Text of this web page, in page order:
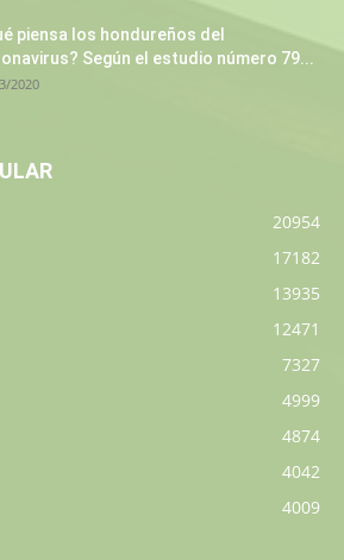
piensa los hondureños del
Según el estudio número 79...
2020
20954
17182
13935
12471
7327
4999
4874
4042
4009